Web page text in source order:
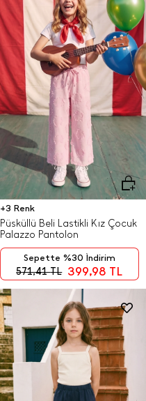
+3 Renk
Püsküllü Beli Lastikli Kız Çocuk
Palazzo Pantolon
571,41TL 399,98 TL
Sepette %30 İndirim